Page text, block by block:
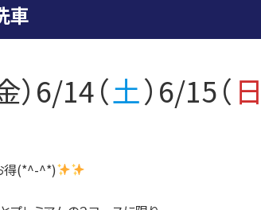
車
）6/14（土）6/15（ 日
得(*^-^*)